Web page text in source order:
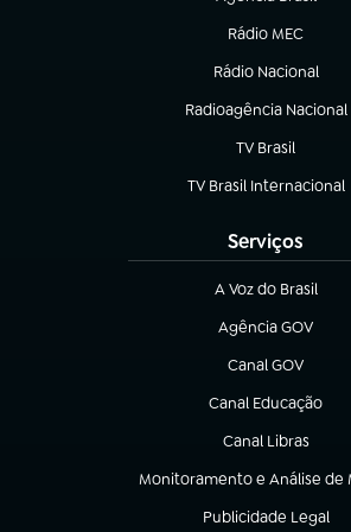
Rádio MEC
(abre em nova
Rádio Nacional
Radioagência Nacional
(abre em nova aba)
TV Brasil
(abre em nova
TV Brasil Internacional
(abre em nova aba)
Serviços
A Voz do Brasil
(abre em nova aba)
Agência GOV
(abre em nova aba)
Canal GOV
(abre em nova
Canal Educação
(abre em nova aba)
Canal Libras
(abre em nova aba)
Monitoramento e Análise de
(abre em nova aba)
Publicidade Legal
(abre em nova aba)